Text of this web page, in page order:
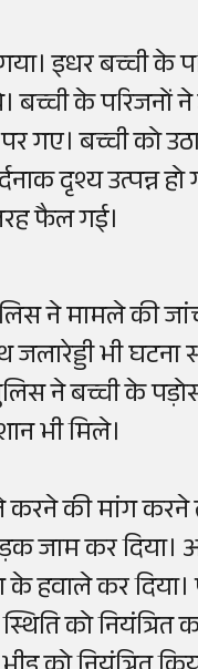
इधर बच्ची के
बच्ची के परिजनों
गए। बच्ची को
दृश्य उत्पन्न हो
फैल गई।
ने मामले की
भी
ने बच्ची के
भी मिले।
की मांग
जाम कर दिया।
के हवाले कर
को